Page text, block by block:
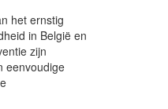
het ernstig
in België en
zijn
eenvoudige